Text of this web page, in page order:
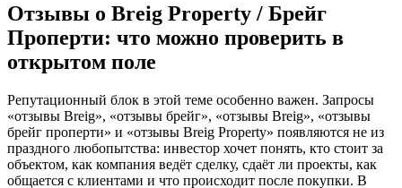
Отзывы о Breig Property / Брейг
Проперти: что можно проверить в
открытом поле
Репутационный блок в этой теме особенно важен. Запросы
«отзывы Breig», «отзывы брейг», «отзывы Breig», «отзывы
брейг проперти» и «отзывы Breig Property» появляются не из
праздного любопытства: инвестор хочет понять, кто стоит за
объектом, как компания ведёт сделку, сдаёт ли проекты, как
общается с клиентами и что происходит после покупки. В